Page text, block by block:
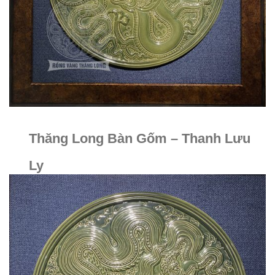
Thăng Long Bàn Gốm – Thanh Lưu
Ly